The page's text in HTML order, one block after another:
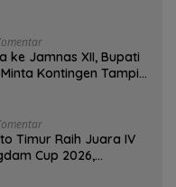
ke Jamnas XII, Bupati
Kontingen Tampil
Timur Raih Juara IV
Cup 2026,